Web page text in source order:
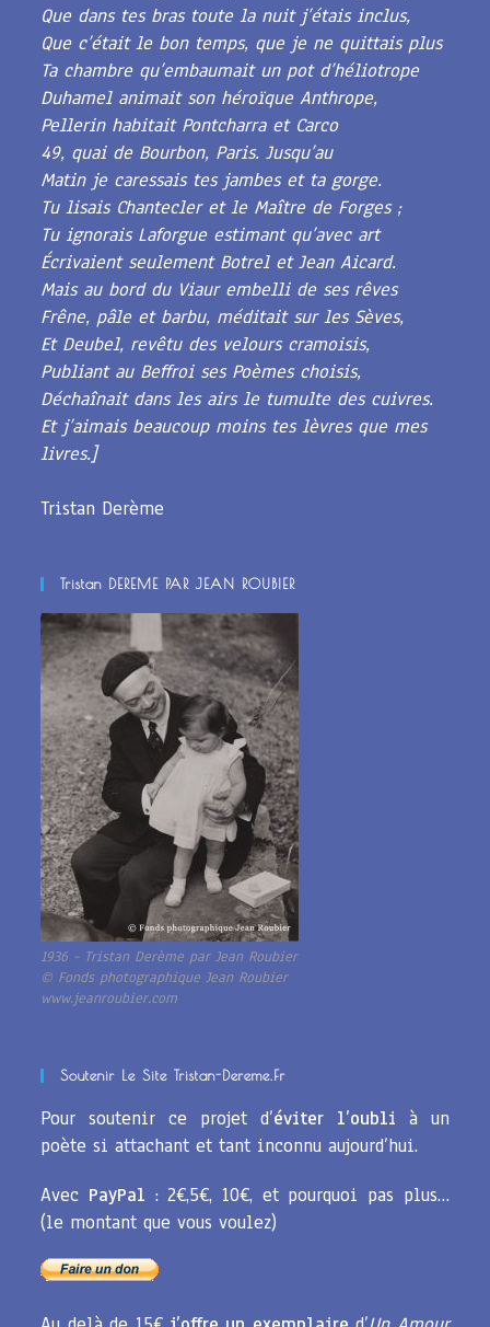
Que dans tes bras toute la nuit j’étais inclus,
Que c’était le bon temps, que je ne quittais plus
Ta chambre qu’embaumait un pot d’héliotrope
Duhamel animait son héroïque Anthrope,
Pellerin habitait Pontcharra et Carco
49, quai de Bourbon, Paris. Jusqu’au
Matin je caressais tes jambes et ta gorge.
Tu lisais Chantecler et le Maître de Forges ;
Tu ignorais Laforgue estimant qu’avec art
Écrivaient seulement Botrel et Jean Aicard.
Mais au bord du Viaur embelli de ses rêves
Frêne, pâle et barbu, méditait sur les Sèves,
Et Deubel, revêtu des velours cramoisis,
Publiant au Beffroi ses Poèmes choisis,
Déchaînait dans les airs le tumulte des cuivres.
Et j’aimais beaucoup moins tes lèvres que mes
livres.]
Tristan Derème
Tristan DEREME PAR JEAN ROUBIER
1936 - Tristan Derème par Jean Roubier
© Fonds photographique Jean Roubier
www.jeanroubier.com
Soutenir Le Site Tristan-Dereme.fr
Pour soutenir ce projet d’éviter l’oubli à un
poète si attachant et tant inconnu aujourd’hui.
Avec PayPal : 2€,5€, 10€, et pourquoi pas plus…
(le montant que vous voulez)